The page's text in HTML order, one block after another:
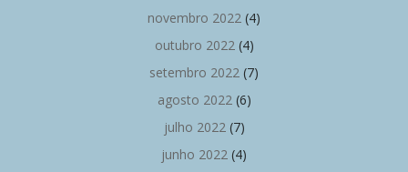
novembro 2022 (4)
outubro 2022(4)
setembro 2022 (7)
agosto 2022(6)
julho 2022(7)
junho 2022 (4)